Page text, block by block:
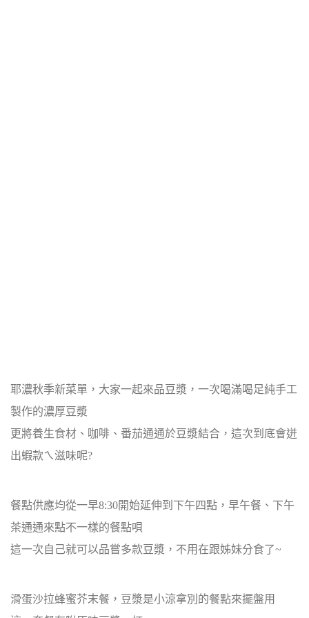
耶濃秋季新菜單，大家一起來品豆漿，一次喝滿喝足純手工
製作的濃厚豆漿
更將養生食材、咖啡、番茄通通於豆漿結合，這次到底會迸
出蝦款ㄟ滋味呢?
餐點供應均從一早8:30開始延伸到下午四點，早午餐、下午
茶通通來點不一樣的餐點唄
這一次自己就可以品嘗多款豆漿，不用在跟姊妹分食了~
滑蛋沙拉蜂蜜芥末餐，豆漿是小涼拿別的餐點來擺盤用